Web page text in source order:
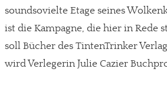
soundsovielte Etage seines
ist die Kampagne, die hier in Rede
soll Bücher des TintenTrinker
wird Verlegerin Julie Cazier